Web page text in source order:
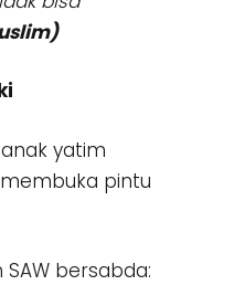
yatim
pintu
bersabda: